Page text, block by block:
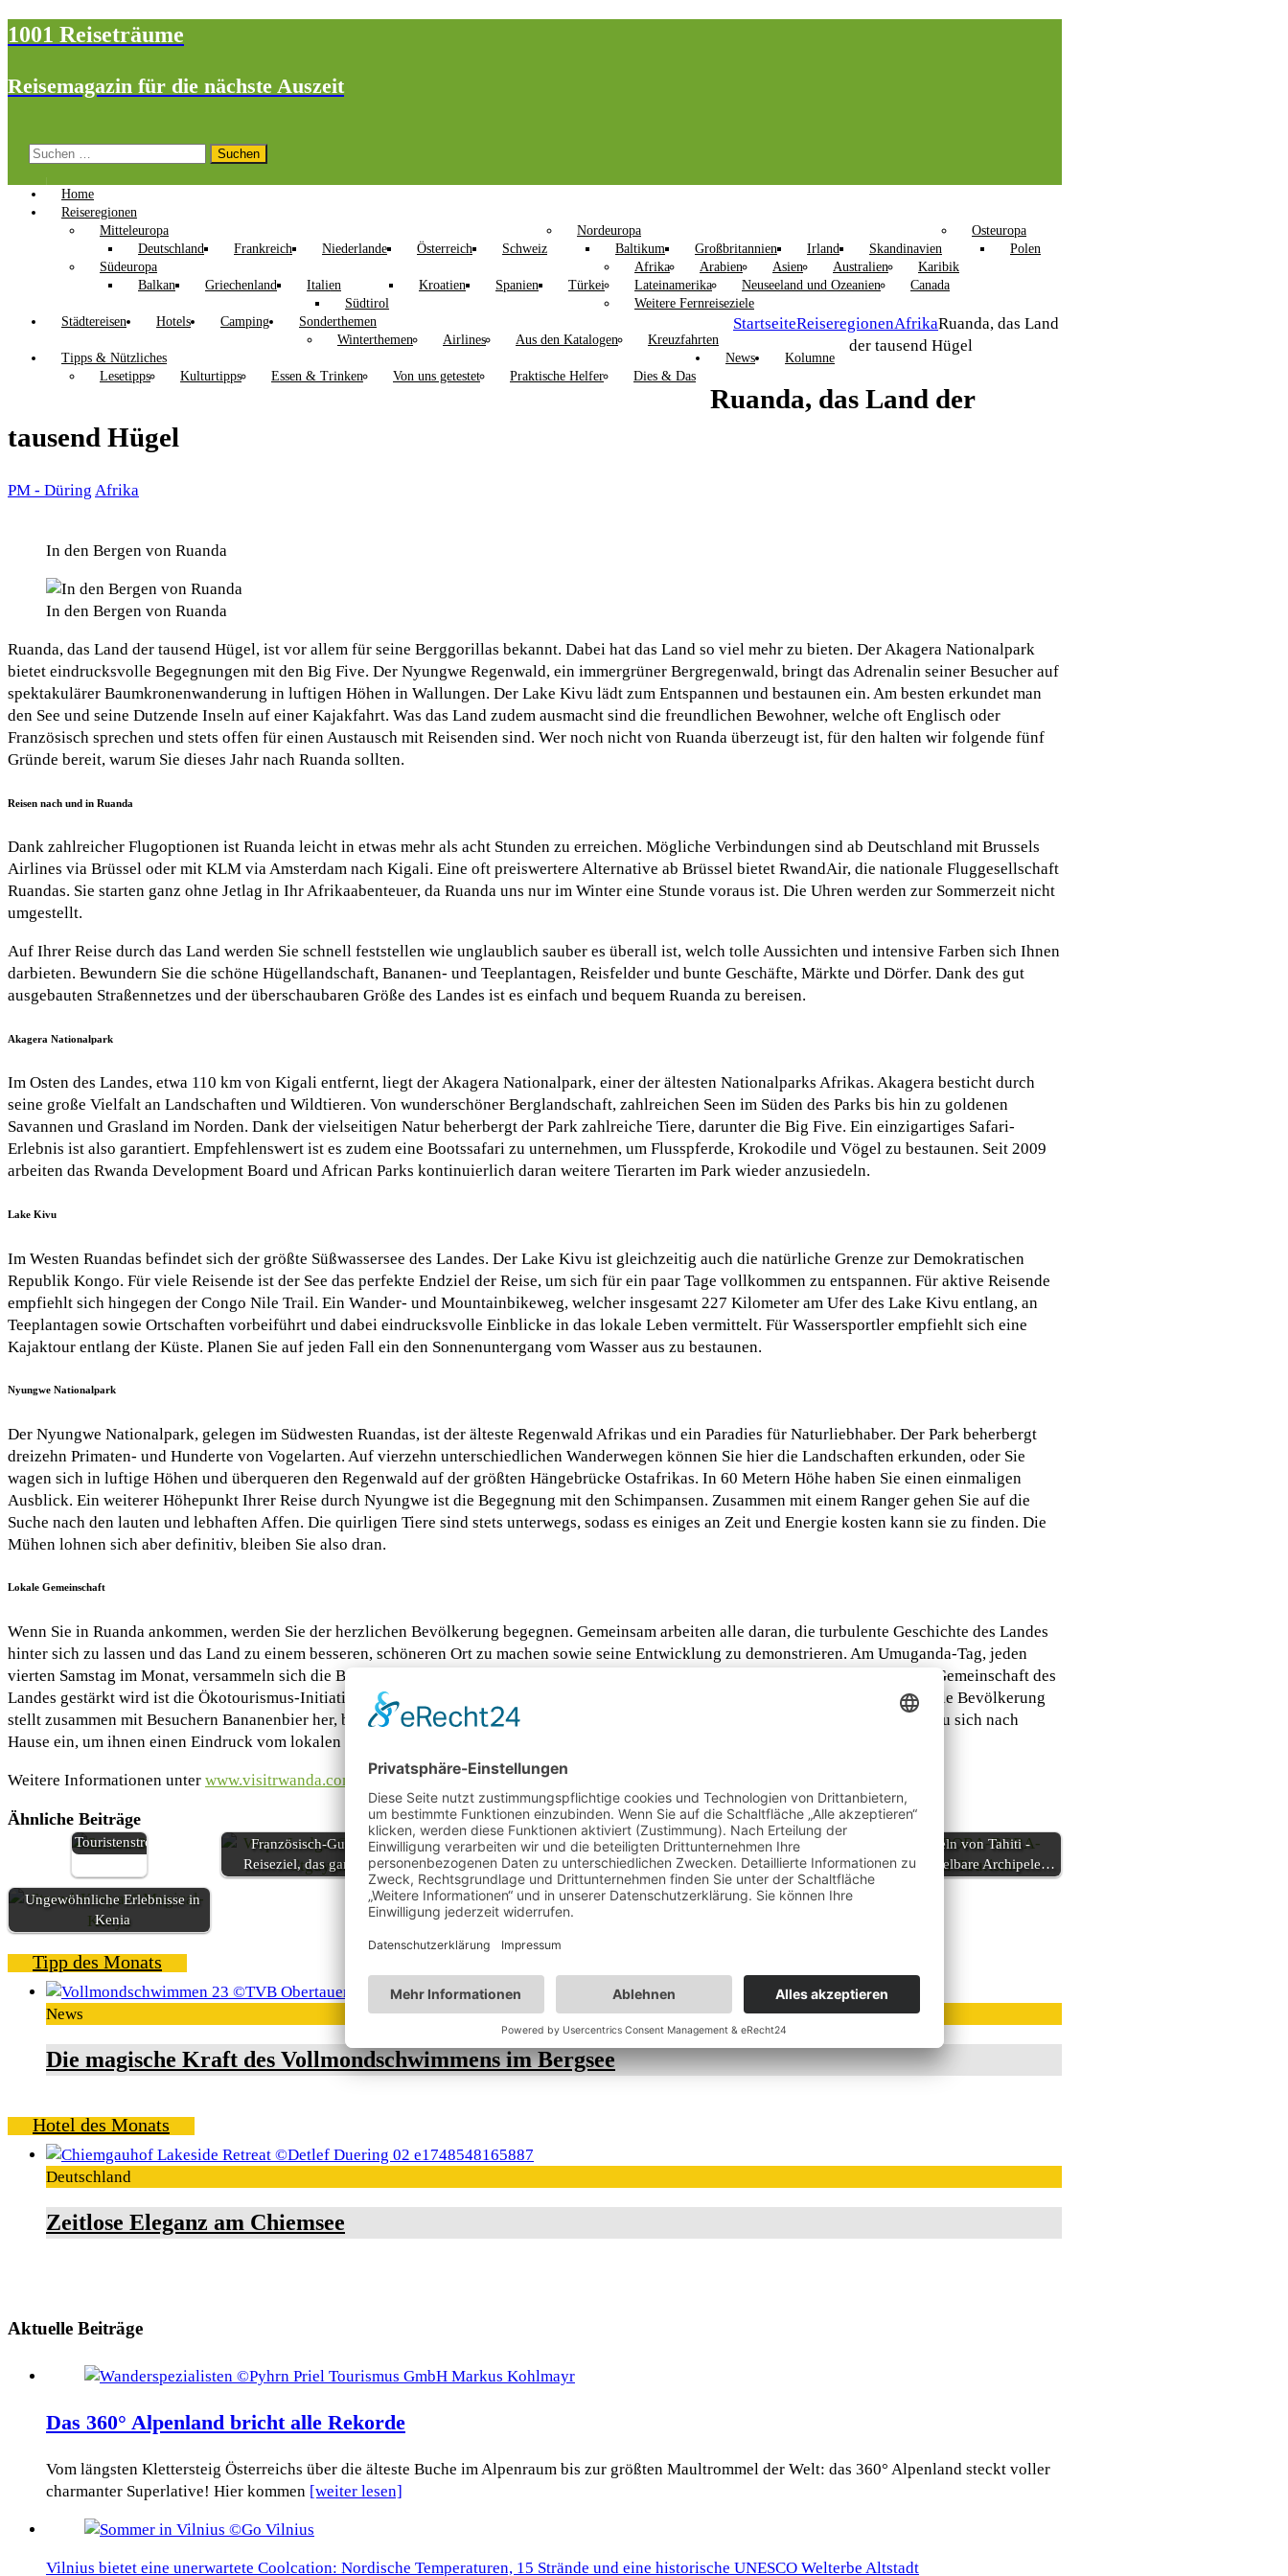
1001 Reiseträume
Reisemagazin für die nächste Auszeit
Suchen
Home
Reiseregionen
Mitteleuropa
Deutschland
Frankreich Niederlande Österreich Schweiz
Nordeuropa
Baltikum
Großbritannien Irland Skandinavien
Osteuropa
Polen
Südeuropa
Balkan
Griechenland
Italien
Südtirol
Kroatien Spanien Türkei
Afrika Arabien Asien Australien
Karibik
Lateinamerika
Neuseeland und Ozeanien
Canada
Weitere Fernreiseziele
Städtereisen
Hotels Camping
Sonderthemen
Winterthemen
Airlines Aus den Katalogen
Kreuzfahrten
Tipps & Nützliches
Lesetipps
Kulturtipps Essen & Trinken Von uns getestet Praktische Helfer Dies & Das
News Kolumne
StartseiteReiseregionenAfrikaRuanda, das Land
der tausend Hügel
Ruanda, das Land der
tausend Hügel
PM - Düring Afrika
In den Bergen von Ruanda
In den Bergen von Ruanda
Ruanda, das Land der tausend Hügel, ist vor allem für seine Berggorillas bekannt. Dabei hat das Land so viel mehr zu bieten. Der Akagera Nationalpark
bietet eindrucksvolle Begegnungen mit den Big Five. Der Nyungwe Regenwald, ein immergrüner Bergregenwald, bringt das Adrenalin seiner Besucher auf
spektakulärer Baumkronenwanderung in luftigen Höhen in Wallungen. Der Lake Kivu lädt zum Entspannen und bestaunen ein. Am besten erkundet man
den See und seine Dutzende Inseln auf einer Kajakfahrt. Was das Land zudem ausmacht sind die freundlichen Bewohner, welche oft Englisch oder
Französisch sprechen und stets offen für einen Austausch mit Reisenden sind. Wer noch nicht von Ruanda überzeugt ist, für den halten wir folgende fünf
Gründe bereit, warum Sie dieses Jahr nach Ruanda sollten.
Reisen nach und in Ruanda
Dank zahlreicher Flugoptionen ist Ruanda leicht in etwas mehr als acht Stunden zu erreichen. Mögliche Verbindungen sind ab Deutschland mit Brussels
Airlines via Brüssel oder mit KLM via Amsterdam nach Kigali. Eine oft preiswertere Alternative ab Brüssel bietet RwandAir, die nationale Fluggesellschaft
Ruandas. Sie starten ganz ohne Jetlag in Ihr Afrikaabenteuer, da Ruanda uns nur im Winter eine Stunde voraus ist. Die Uhren werden zur Sommerzeit nicht
umgestellt.
Auf Ihrer Reise durch das Land werden Sie schnell feststellen wie unglaublich sauber es überall ist, welch tolle Aussichten und intensive Farben sich Ihnen
darbieten. Bewundern Sie die schöne Hügellandschaft, Bananen- und Teeplantagen, Reisfelder und bunte Geschäfte, Märkte und Dörfer. Dank des gut
ausgebauten Straßennetzes und der überschaubaren Größe des Landes ist es einfach und bequem Ruanda zu bereisen.
Akagera Nationalpark
Im Osten des Landes, etwa 110 km von Kigali entfernt, liegt der Akagera Nationalpark, einer der ältesten Nationalparks Afrikas. Akagera besticht durch
seine große Vielfalt an Landschaften und Wildtieren. Von wunderschöner Berglandschaft, zahlreichen Seen im Süden des Parks bis hin zu goldenen
Savannen und Grasland im Norden. Dank der vielseitigen Natur beherbergt der Park zahlreiche Tiere, darunter die Big Five. Ein einzigartiges Safari-
Erlebnis ist also garantiert. Empfehlenswert ist es zudem eine Bootssafari zu unternehmen, um Flusspferde, Krokodile und Vögel zu bestaunen. Seit 2009
arbeiten das Rwanda Development Board und African Parks kontinuierlich daran weitere Tierarten im Park wieder anzusiedeln.
Lake Kivu
Im Westen Ruandas befindet sich der größte Süßwassersee des Landes. Der Lake Kivu ist gleichzeitig auch die natürliche Grenze zur Demokratischen
Republik Kongo. Für viele Reisende ist der See das perfekte Endziel der Reise, um sich für ein paar Tage vollkommen zu entspannen. Für aktive Reisende
empfiehlt sich hingegen der Congo Nile Trail. Ein Wander- und Mountainbikeweg, welcher insgesamt 227 Kilometer am Ufer des Lake Kivu entlang, an
Teeplantagen sowie Ortschaften vorbeiführt und dabei eindrucksvolle Einblicke in das lokale Leben vermittelt. Für Wassersportler empfiehlt sich eine
Kajaktour entlang der Küste. Planen Sie auf jeden Fall ein den Sonnenuntergang vom Wasser aus zu bestaunen.
Nyungwe Nationalpark
Der Nyungwe Nationalpark, gelegen im Südwesten Ruandas, ist der älteste Regenwald Afrikas und ein Paradies für Naturliebhaber. Der Park beherbergt
dreizehn Primaten- und Hunderte von Vogelarten. Auf vierzehn unterschiedlichen Wanderwegen können Sie hier die Landschaften erkunden, oder Sie
wagen sich in luftige Höhen und überqueren den Regenwald auf der größten Hängebrücke Ostafrikas. In 60 Metern Höhe haben Sie einen einmaligen
Ausblick. Ein weiterer Höhepunkt Ihrer Reise durch Nyungwe ist die Begegnung mit den Schimpansen. Zusammen mit einem Ranger gehen Sie auf die
Suche nach den lauten und lebhaften Affen. Die quirligen Tiere sind stets unterwegs, sodass es einiges an Zeit und Energie kosten kann sie zu finden. Die
Mühen lohnen sich aber definitiv, bleiben Sie also dran.
Lokale Gemeinschaft
Wenn Sie in Ruanda ankommen, werden Sie der herzlichen Bevölkerung begegnen. Gemeinsam arbeiten alle daran, die turbulente Geschichte des Landes
hinter sich zu lassen und das Land zu einem besseren, schöneren Ort zu machen sowie seine Entwicklung zu demonstrieren. Am Umuganda-Tag, jeden
vierten Samstag im Monat, versammeln sich die Bewohner, um ihre Nachbarschaft zu säubern und pflegen. Ein weiteres Beispiel wie die Gemeinschaft des
Landes gestärkt wird ist die Ökotourismus-Initiative „Red Rocks Rwanda“ in der Nähe von Musanze im Nordwesten des Landes. Die lokale Bevölkerung
stellt zusammen mit Besuchern Bananenbier her, bringt ihnen das Weben von Körben bei, führt Touristen durch die Stadt oder lädt diese zu sich nach
Hause ein, um ihnen einen Eindruck vom lokalen Leben zu vermitteln.
Weitere Informationen unter www.visitrwanda.com
Ähnliche Beiträge
abseits der
Touristenströme
Französisch-Guyana: ein
Reiseziel, das ganzjährig…
BEECH Resort Plauer See -
Naturidyll im Land der tausend
See
Blamagefrei durch Island mit
dem Fettnäpfchenführer Island
Die Inseln von Tahiti -
unverwechselbare Archipele…
Ungewöhnliche Erlebnisse in
Kenia
Tipp des Monats
News
Die magische Kraft des Vollmondschwimmens im Bergsee
Hotel des Monats
Deutschland
Zeitlose Eleganz am Chiemsee
Aktuelle Beiträge
Das 360° Alpenland bricht alle Rekorde
Vom längsten Klettersteig Österreichs über die älteste Buche im Alpenraum bis zur größten Maultrommel der Welt: das 360° Alpenland steckt voller
charmanter Superlative! Hier kommen [weiter lesen]
Vilnius bietet eine unerwartete Coolcation: Nordische Temperaturen, 15 Strände und eine historische UNESCO Welterbe Altstadt